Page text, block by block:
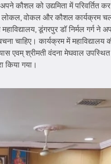
कौशल को उद्यमिता में परिवर्तित
में लोकल, वोकल और कौशल कार्यक्रम
डूंगरपुर डॉ निर्मल गर्ग ने
चाहिए। कार्यक्रम में महाविद्यालय
एवम् श्रीमती वंदना मेघवाल
किया गया।